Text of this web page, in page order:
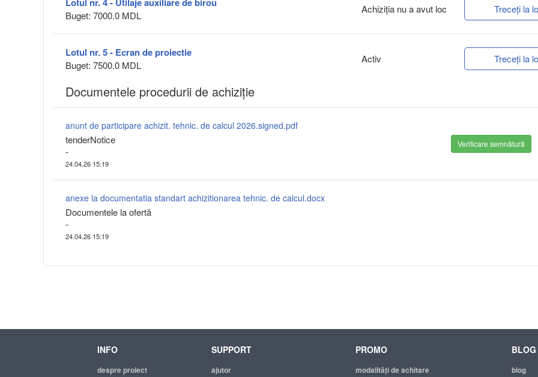
Buget: 7000.0 MDL
Achiziţia nu a avut loc Treceți la
Lotul nr. 5 - Ecran de proiectie
Buget: 7500.0 MDL
Activ Treceți la
Documentele procedurii de achiziție
anunt de participare achizit. tehnic. de calcul 2026.signed.pdf
tenderNotice
-
24.04.26 15:19
Verificare semnătură
anexe la documentatia standart achizitionarea tehnic. de calcul.docx
Documentele la ofertă
-
24.04.26 15:19
INFO
despre proiect
SUPPORT
ajutor
PROMO
modalităţi de achitare
BLOG
blog